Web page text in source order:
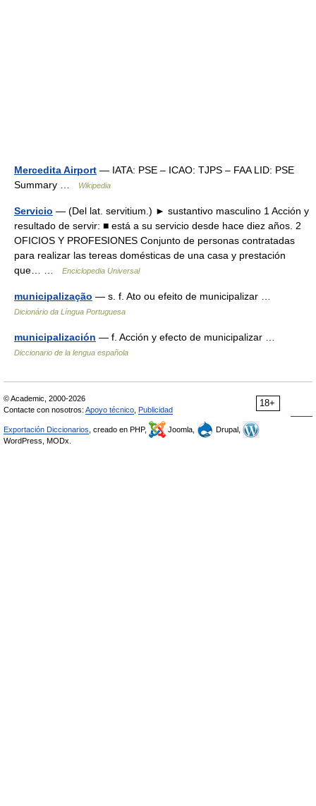
Mercedita Airport — IATA: PSE – ICAO: TJPS – FAA LID: PSE
Summary …
Wikipedia
Servicio — (Del lat. servitium.) ► sustantivo masculino 1 Acción y
resultado de servir: ■ está a su servicio desde hace diez años. 2
OFICIOS Y PROFESIONES Conjunto de personas contratadas
para realizar las tereas domésticas de una casa y prestación
que… …
Enciclopedia Universal
municipalização — s. f. Ato ou efeito de municipalizar …
Dicionário da Língua Portuguesa
municipalización — f. Acción y efecto de municipalizar …
Diccionario de la lengua española
18+
© Academic, 2000-2026
Contacte con nosotros: Apoyo técnico Publicidad
Exportación Diccionarios , creado en PHP, Joomla,
Drupal,
WordPress, MODx.